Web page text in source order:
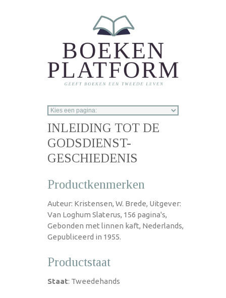
INLEIDING TOT DE
GODSDIENST-
GESCHIEDENIS
Productkenmerken
Auteur: Kristensen, W. Brede, Uitgever:
Van Loghum Slaterus, 156 pagina's,
Gebonden met linnen kaft, Nederlands,
Gepubliceerd in 1955.
Productstaat
Staat: Tweedehands